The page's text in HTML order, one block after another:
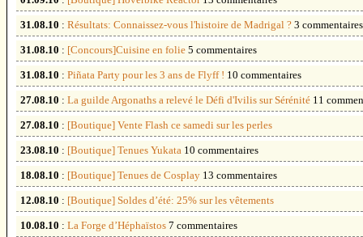
31.08.10 : Résultats: Connaissez-vous l'histoire de Madrigal ? 3 commentaires
31.08.10 : [Concours]Cuisine en folie 5 commentaires
31.08.10 : Piñata Party pour les 3 ans de Flyff ! 10 commentaires
27.08.10 : La guilde Argonaths a relevé le Défi d'Ivilis sur Sérénité 11
27.08.10 : [Boutique] Vente Flash ce samedi sur les perles
23.08.10 : [Boutique] Tenues Yukata 10 commentaires
18.08.10 : [Boutique] Tenues de Cosplay 13 commentaires
12.08.10 : [Boutique] Soldes d’été: 25% sur les vêtements
10.08.10 : La Forge d’Héphaïstos 7 commentaires